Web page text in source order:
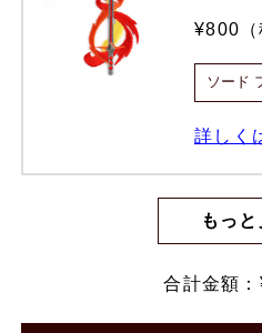
¥800（
詳しく
もっと
合計金額